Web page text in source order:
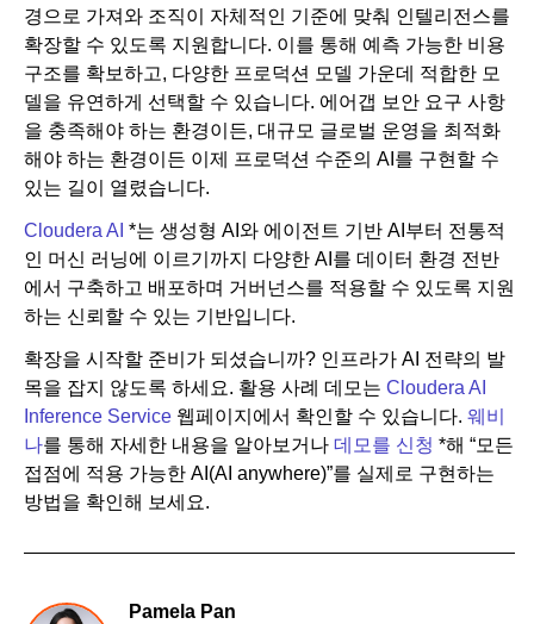
경으로 가져와 조직이 자체적인 기준에 맞춰 인텔리전스를
확장할 수 있도록 지원합니다. 이를 통해 예측 가능한 비용
구조를 확보하고, 다양한 프로덕션 모델 가운데 적합한 모
델을 유연하게 선택할 수 있습니다. 에어갭 보안 요구 사항
을 충족해야 하는 환경이든, 대규모 글로벌 운영을 최적화
해야 하는 환경이든 이제 프로덕션 수준의 AI를 구현할 수
있는 길이 열렸습니다.
Cloudera AI *는 생성형 AI와 에이전트 기반 AI부터 전통적
인 머신 러닝에 이르기까지 다양한 AI를 데이터 환경 전반
에서 구축하고 배포하며 거버넌스를 적용할 수 있도록 지원
하는 신뢰할 수 있는 기반입니다.
확장을 시작할 준비가 되셨습니까? 인프라가 AI 전략의 발
목을 잡지 않도록 하세요. 활용 사례 데모는 Cloudera AI
Inference Service 웹페이지에서 확인할 수 있습니다. 웨비
나를 통해 자세한 내용을 알아보거나 데모를 신청 *해 “모든
접점에 적용 가능한 AI(AI anywhere)”를 실제로 구현하는
방법을 확인해 보세요.
Pamela Pan